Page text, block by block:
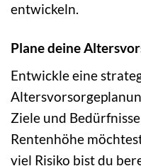
entwickeln.
Plane deine
Entwickle eine
Ziele und
Rentenhöhe
viel Risiko bist du